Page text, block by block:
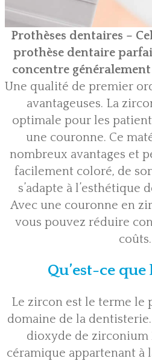
Prothèses dentaires –
prothèse dentaire
concentre
Une qualité de premier
avantageuses. La
optimale pour les
une couronne. Ce
nombreux avantages et
facilement coloré, de
s’adapte à l’esthétique
Avec une couronne en
vous pouvez réduire
coûts.
Qu’est-ce
Le zircon est le terme le
domaine de la
dioxyde de zirconium
céramique appartenant à